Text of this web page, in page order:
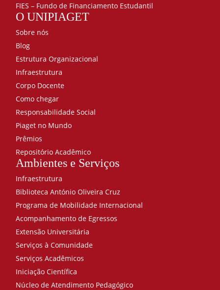
FIES – Fundo de Financiamento Estudantil
O UNIPIAGET
Sobre nós
Blog
Estrutura Organizacional
Infraestrutura
Corpo Docente
Como chegar
Responsabilidade Social
Piaget no Mundo
Prêmios
Repositório Acadêmico
Ambientes e Serviços
Infraestrutura
Biblioteca António Oliveira Cruz
Programa de Mobilidade Internacional
Acompanhamento de Egressos
Extensão Universitária
Serviços à Comunidade
Serviços Acadêmicos
Iniciação Científica
Núcleo de Atendimento Pedagógico